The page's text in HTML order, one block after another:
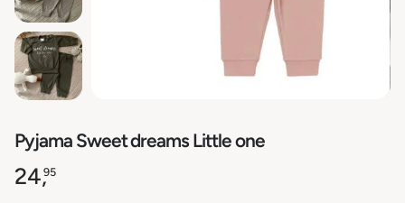
Pyjama Sweet dreams Little one
24,95